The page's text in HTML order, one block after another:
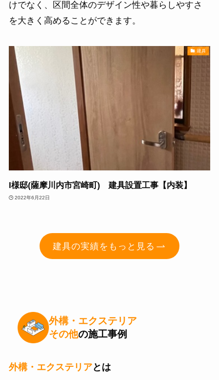
けでなく、区間全体のデザイン性や暮らしやすさ
を大きく高めることができます。
建具
I様邸(薩摩川内市宮崎町) 建具設置工事【内装】
2022年6月22日
建具の実績をもっと見る
外構・ エクステリア
その他の施工事例
外構・エクステリアとは